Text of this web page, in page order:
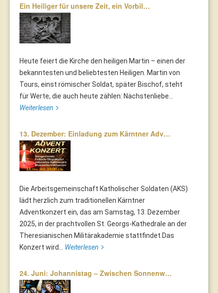
Ein Heiliger für unsere Zeit, ein Vorbil…
Heute feiert die Kirche den heiligen Martin – einen der
bekanntesten und beliebtesten Heiligen. Martin von
Tours, einst römischer Soldat, später Bischof, steht
für Werte, die auch heute zählen: Nächstenliebe...
Weiterlesen
13. Dezember: Einladung zum Kärntner Adv…
Die Arbeitsgemeinschaft Katholischer Soldaten (AKS)
lädt herzlich zum traditionellen Kärntner
Adventkonzert ein, das am Samstag, 13. Dezember
2025, in der prachtvollen St. Georgs-Kathedrale an der
Theresianischen Militärakademie stattfindet.Das
Konzert wird... Weiterlesen
24. Juni: Johannistag – Zwischen Sonnenw…